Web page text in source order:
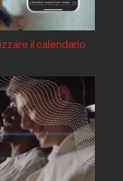
il calendario